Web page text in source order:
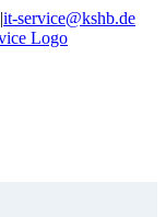
|it-service@kshb.de